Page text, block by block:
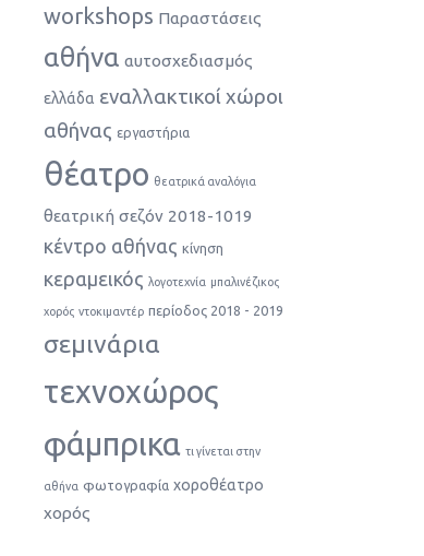
workshops Παραστάσεις
αθήνα αυτοσχεδιασμός
ελλάδα εναλλακτικοί χώροι
αθήνας εργαστήρια
θέατρο θεατρικά αναλόγια
θεατρική σεζόν 2018-1019
κέντρο αθήνας κίνηση
κεραμεικός λογοτεχνία μπαλινέζικος
χορός ντοκιμαντέρ περίοδος 2018 - 2019
σεμινάρια
τεχνοχώρος
φάμπρικα τι γίνεται στην
αθήνα φωτογραφία χοροθέατρο
χορός